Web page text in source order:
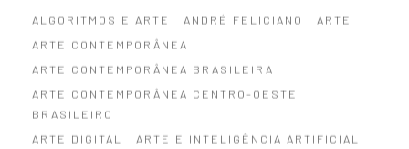
ALGORITMOS E ARTE ANDRÉ FELICIANO
ARTE
ARTE CONTEMPORÂNEA
ARTE CONTEMPORÂNEA BRASILEIRA
ARTE CONTEMPORÂNEA CENTRO-OESTE
BRASILEIRO
ARTE DIGITAL
ARTE E INTELIGÊNCIA ARTIFICIAL